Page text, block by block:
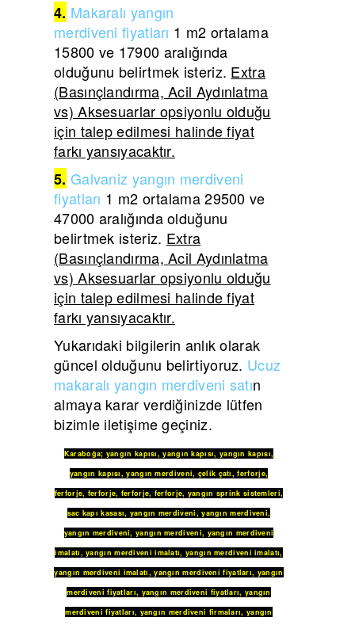
4. Makaralı yangın
merdivenifiyatları 1 m2 ortalama
15800 ve 17900 aralığında
olduğunu belirtmek isteriz. Extra
(Basınçlandırma, Acil Aydınlatma
vs) Aksesuarlar opsiyonlu olduğu
için talep edilmesi halinde fiyat
farkı yansıyacaktır.
5. Galvaniz yangın merdiveni
fiyatları 1 m2 ortalama 29500 ve
47000 aralığında olduğunu
belirtmek isteriz. Extra
(Basınçlandırma, Acil Aydınlatma
vs) Aksesuarlar opsiyonlu olduğu
için talep edilmesi halinde fiyat
farkı yansıyacaktır.
Yukarıdaki bilgilerin anlık olarak
güncel olduğunu belirtiyoruz. Ucuz
makaralı yangın merdiveni satın
almaya karar verdiğinizde lütfen
bizimle iletişime geçiniz.
Karaboğa; yangın kapısı,yangın kapısı, yangın kapısı,
yangın kapısı,yangın merdiveni, çelik çatı,ferforje,
ferforje, ferforje, ferforje, ferforje, yangın sprink sistemleri,
sac kapı kasası, yangın merdiveni,yangın merdiveni,
yangın merdiveni,yangın merdiveni, yangın merdiveni
imalatı,yangın merdiveni imalatı, yangın merdiveni imalatı,
yangın merdiveni imalatı,yangın merdiveni fiyatları, yangın
merdiveni fiyatları, yangın merdiveni fiyatları, yangın
merdiveni fiyatları, yangın merdiveni firmaları, yangın